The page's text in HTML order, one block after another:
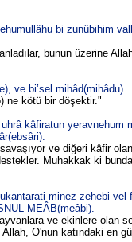
bi zunûbihim
bunun üzerine
ve bi’sel mihâd(mihâdu).
ne kötü bir döşektir."
kâfiratun yeravnehum
ve diğeri kâfir olan
Muhakkak ki
minez zehebi vel
MEÂB(meâbi).
ve ekinlere olan
O'nun katındaki en